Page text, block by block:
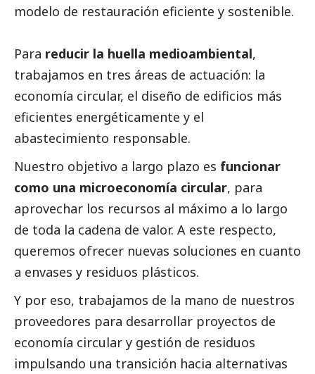
modelo de restauración eficiente y sostenible.
Para reducir la huella medioambiental,
trabajamos en tres áreas de actuación: la
economía circular, el diseño de edificios más
eficientes energéticamente y el
abastecimiento responsable.
Nuestro objetivo a largo plazo es funcionar
como una microeconomía circular, para
aprovechar los recursos al máximo a lo largo
de toda la cadena de valor. A este respecto,
queremos ofrecer nuevas soluciones en cuanto
a envases y residuos plásticos.
Y por eso, trabajamos de la mano de nuestros
proveedores para desarrollar proyectos de
economía circular y gestión de residuos
impulsando una transición hacia alternativas